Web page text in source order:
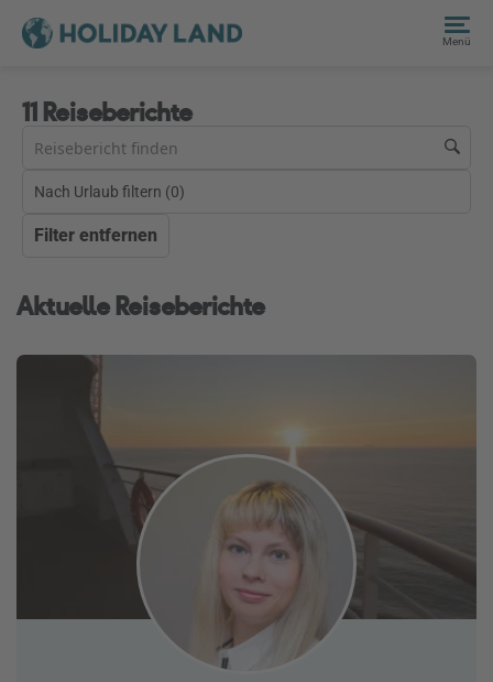
Menü
11 Reiseberichte
Nach Urlaub filtern (0)
Filter entfernen
Aktuelle Reiseberichte